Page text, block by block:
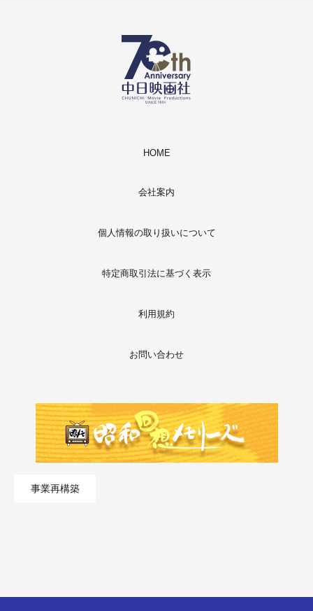
HOME
会社案内
個人情報の取り扱いについて
特定商取引法に基づく表示
利用規約
お問い合わせ
事業再構築